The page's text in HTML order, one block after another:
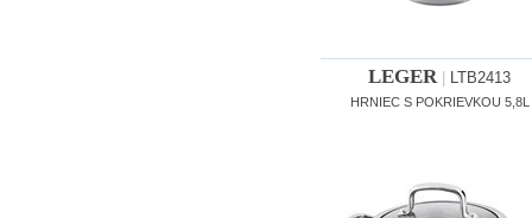
LEGER| LTB2413
HRNIEC S POKRIEVKOU 5,8L